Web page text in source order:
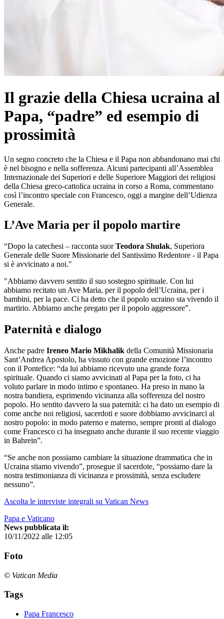
Il grazie della Chiesa ucraina al
Papa, “padre” ed esempio di
prossimità
Un segno concreto che la Chiesa e il Papa non abbandonano mai chi
è nel bisogno e nella sofferenza. Alcuni partecipanti all’Assemblea
Internazionale dei Superiori e delle Superiore Maggiori dei religiosi
della Chiesa greco-cattolica ucraina in corso a Roma, commentano
così l’incontro speciale con Francesco, oggi a margine dell’Udienza
Generale.
L’Ave Maria per il popolo martire
“Dopo la catechesi – racconta suorTeodora Shulak, Superiora
Generale delle Suore Missionarie del Santissimo Redentore - il Papa
si è avvicinato a noi."
"Abbiamo davvero sentito il suo sostegno spirituale. Con lui
abbiamo recitato un Ave Maria, per il popolo dell’Ucraina, per i
bambini, per la pace. Ci ha detto che il popolo ucraino sta vivendo il
martirio. Abbiamo anche pregato per il popolo aggressore”.
Paternità e dialogo
Anche padre Ireneo Mario Mikhalik della Comunità Missionaria
Sant’Andrea Apostolo, ha vissuto con grande emozione l’incontro
con il Pontefice: “da lui abbiamo ricevuto una grande forza
spirituale. Quando ci siamo avvicinati al Papa per la foto, ci ha
voluto parlare in modo intimo e spontaneo. Ha preso in mano la
nostra bandiera, esprimendo vicinanza alla sofferenza del nostro
popolo. Ho sentito davvero la sua paternità: ci ha dato un esempio di
come anche noi religiosi, sacerdoti e suore dobbiamo avvicinarci al
nostro popolo: in modo paterno e materno, sempre pronti al dialogo
come Francesco ci ha insegnato anche durante il suo recente viaggio
in Bahrein”.
“Se anche non possiamo cambiare la situazione drammatica che in
Ucraina stiamo vivendo”, prosegue il sacerdote, “possiamo dare la
nostra testimonianza di vicinanza e prossimità, senza escludere
nessuno”.
Ascolta le interviste integrali su Vatican News
Papa e Vaticano
News pubblicata il:
10/11/2022 alle 12:05
Foto
© Vatican Media
Tags
Papa Francesco